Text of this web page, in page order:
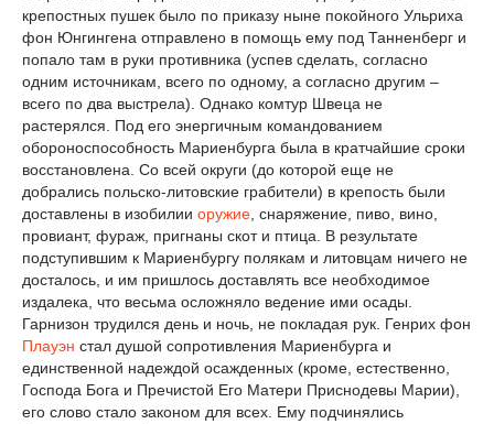
крепостных пушек было по приказу ныне покойного Ульриха
фон Юнгингена отправлено в помощь ему под Танненберг и
попало там в руки противника (успев сделать, согласно
одним источникам, всего по одному, а согласно другим –
всего по два выстрела). Однако комтур Швеца не
растерялся. Под его энергичным командованием
обороноспособность Мариенбурга была в кратчайшие сроки
восстановлена. Со всей округи (до которой еще не
добрались польско-литовские грабители) в крепость были
доставлены в изобилии оружие , снаряжение, пиво, вино,
провиант, фураж, пригнаны скот и птица. В результате
подступившим к Мариенбургу полякам и литовцам ничего не
досталось, и им пришлось доставлять все необходимое
издалека, что весьма осложняло ведение ими осады.
Гарнизон трудился день и ночь, не покладая рук. Генрих фон
Плауэн стал душой сопротивления Мариенбурга и
единственной надеждой осажденных (кроме, естественно,
Господа Бога и Пречистой Его Матери Приснодевы Марии),
его слово стало законом для всех. Ему подчинялись